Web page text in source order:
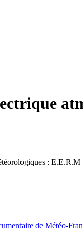
: E.E.R.M
de Météo-